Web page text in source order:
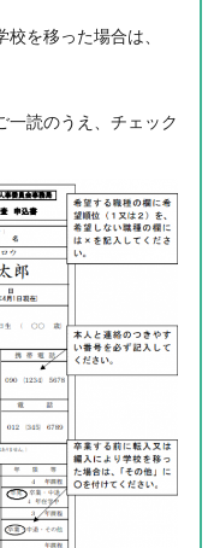
を移った場合は、
一読のうえ、チェック